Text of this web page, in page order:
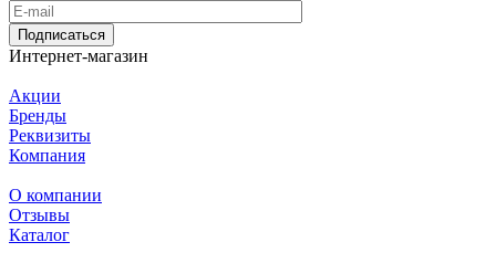
Подписаться
Интернет-магазин
Акции
Бренды
Реквизиты
Компания
О компании
Отзывы
Каталог